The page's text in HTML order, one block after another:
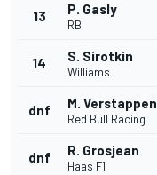
13 P. Gasly
RB
14 S. Sirotkin
Williams
dnf M. Verstappen
Red Bull Racing
dnf R. Grosjean
Haas F1